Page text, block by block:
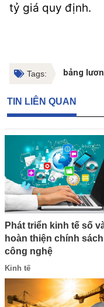
tỷ giá quy định.
Tags: bảng
TIN LIÊN QUAN
Phát triển kinh tế số
hoàn thiện chính
công nghệ
Kinh tế